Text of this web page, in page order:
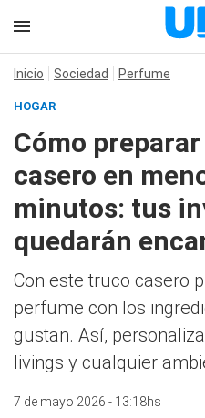
Inicio Sociedad Perfume
HOGAR
Cómo
casero en
minutos: tus
quedarán
Con este truco casero
perfume con los
gustan. Así,
livings y cualquier
7 de mayo 2026 - 13:18hs